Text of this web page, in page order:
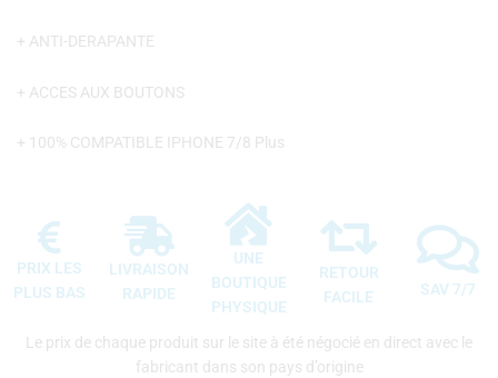
+ ANTI-DERAPANTE
+ ACCES AUX BOUTONS
+ 100% COMPATIBLE IPHONE 7/8 Plus
PRIX LES
PLUS BAS
LIVRAISON
RAPIDE
UNE
BOUTIQUE
PHYSIQUE
RETOUR
FACILE
SAV 7/7
Le prix de chaque produit sur le site à été négocié en direct avec le
fabricant dans son pays d’origine